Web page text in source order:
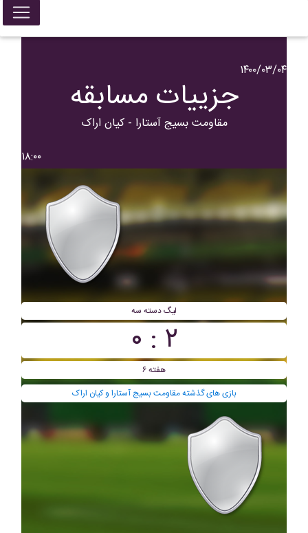
۱۴۰۰/۰۳/۰۴
جزییات مسابقه
مقاومت بسیج آستارا - کیان اراک
۱۸:۰۰
ليگ دسته سه
۲ : ۰
هفته ۶
بازی های گذشته مقاومت بسیج آستارا و کیان اراک